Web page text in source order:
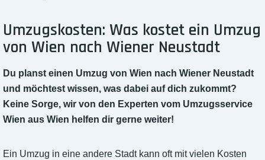
Umzugskosten: Was kostet ein Umzug
von Wien nach Wiener Neustadt
Du planst einen Umzug von Wien nach Wiener Neustadt
und möchtest wissen, was dabei auf dich zukommt?
Keine Sorge, wir von den Experten vom Umzugsservice
Wien aus Wien helfen dir gerne weiter!
Ein Umzug in eine andere Stadt kann oft mit vielen Kosten